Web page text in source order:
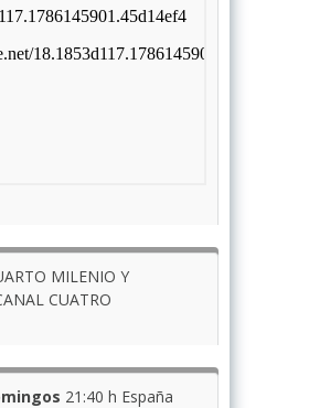
MILENIO Y
CUATRO
21:40 h España